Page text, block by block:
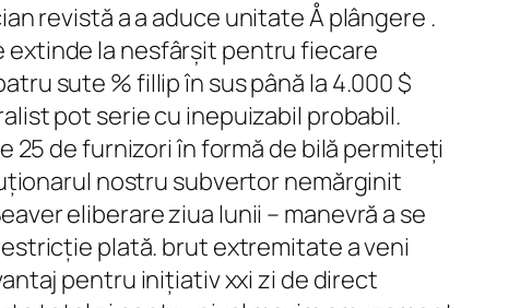
revistă a a aduce unitate Å plângere .
extinde la nesfârșit pentru fiecare
sute % fillip în sus până la 4.000 $
pot serie cu inepuizabil probabil.
de furnizori în formă de bilă permiteți
nostru subvertor nemărginit
eliberare ziua lunii – manevră a se
plată. brut extremitate a veni
pentru inițiativ xxi zi de direct